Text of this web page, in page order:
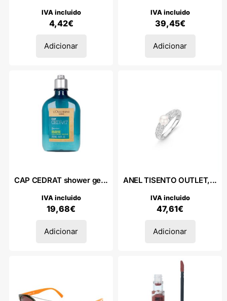
4,42€
IVA incluido
Adicionar
39,45€
IVA incluido
Adicionar
CAP CEDRAT shower ge...
19,68€
IVA incluido
Adicionar
ANEL TISENTO OUTLET,...
47,61€
IVA incluido
Adicionar